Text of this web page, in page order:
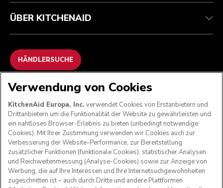
ÜBER KITCHENAID
HÄNDLERSUCHE
WIR AKZEPTIEREN
FOLGEN SIE UNS
Verwendung von Cookies
KitchenAid Europa, Inc. verwendet Cookies von Erstanbietern und
Drittanbietern um die Funktionalität der Website zu gewährleisten und
ein nahtloses Browser-Erlebnis zu bieten (unbedingt notwendige
Cookies). Mit Ihrer Zustimmung verwenden wir Cookies auch zur
Verbesserung der Website-Performance, zur Bereitstellung
zusätzlicher Funktionen (funktionale Cookies), statistischer Analysen
und Reichweitenmessung (Analyse-Cookies) sowie zur Anzeige von
Werbung, die auf Ihre Interessen und Ihre Internetsuchgewohnheiten
zugeschnitten ist – auch durch Dritte und andere Plattformen